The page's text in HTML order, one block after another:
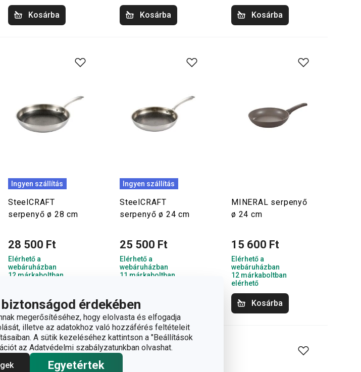
érdekében
megerősítéséhez, hogy elolvasta és elfogadja
illetve az adatokhoz való hozzáférés feltételeit
A sütik kezeléséhez kattintson a "Beállítások
az Adatvédelmi szabályzatunkban olvashat.
Egyetértek
Kosárba Kosárba Kosárba
Ingyen szállítás
SteelCRAFT
serpenyő ø 28 cm
28 500 Ft
Elérhető a
webáruházban
12 márkaboltban
Kosárba
Ingyen szállítás
SteelCRAFT
serpenyő ø 24 cm
25 500 Ft
Elérhető a
webáruházban
11 márkaboltban
Kosárba
MINERAL serpenyő
ø 24 cm
15 600 Ft
Elérhető a
webáruházban
12 márkaboltban
elérhető
Kosárba